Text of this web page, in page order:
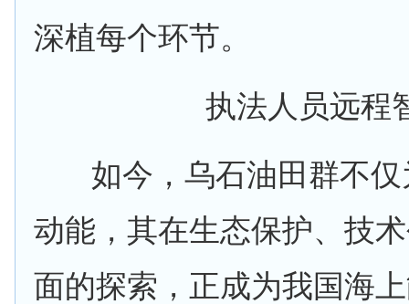
深植每个环节。
执法人员远程
如今，乌石油田群不仅
动能，其在生态保护、技
面的探索，正成为我国海